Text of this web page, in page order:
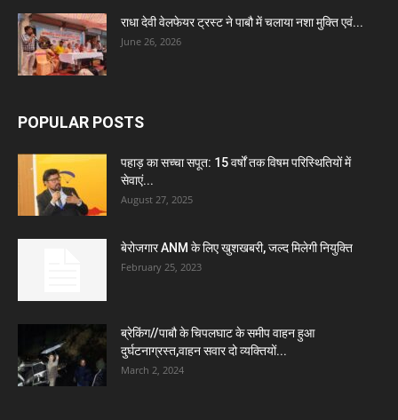
राधा देवी वेलफेयर ट्रस्ट ने पाबौ में चलाया नशा मुक्ति एवं...
June 26, 2026
POPULAR POSTS
पहाड़ का सच्चा सपूत: 15 वर्षों तक विषम परिस्थितियों में
सेवाएं...
August 27, 2025
बेरोजगार ANM के लिए खुशखबरी, जल्द मिलेगी नियुक्ति
February 25, 2023
ब्रेकिंग//पाबौ के चिपलघाट के समीप वाहन हुआ
दुर्घटनाग्रस्त,वाहन सवार दो व्यक्तियों...
March 2, 2024